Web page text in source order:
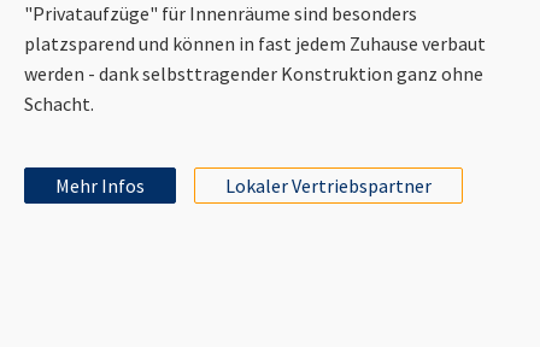
"Privataufzüge" für Innenräume sind besonders
platzsparend und können in fast jedem Zuhause verbaut
werden - dank selbsttragender Konstruktion ganz ohne
Schacht.
Mehr Infos Lokaler Vertriebspartner